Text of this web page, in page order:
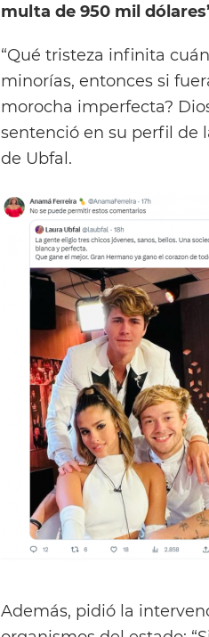
multa de 950 mil
“Qué tristeza infinita
minorías, entonces si
morocha imperfecta?
sentenció en su perfil de
de Ubfal.
Además, pidió la